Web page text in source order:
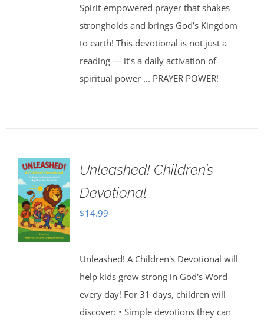
Spirit-empowered prayer that shakes
strongholds and brings God’s Kingdom
to earth! This devotional is not just a
reading — it’s a daily activation of
spiritual power ... PRAYER POWER!
Unleashed! Children’s
Devotional
$14.99
Unleashed! A Children's Devotional will
help kids grow strong in God's Word
every day! For 31 days, children will
discover: • Simple devotions they can